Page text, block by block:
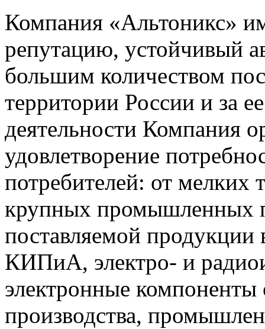
Компания «Альтоникс»
репутацию, устойчивый
большим количеством
территории России и за
деятельности Компания
удовлетворение
потребителей: от мелких
крупных промышленных
поставляемой продукции
КИПиА, электро- и
электронные компоненты
производства,